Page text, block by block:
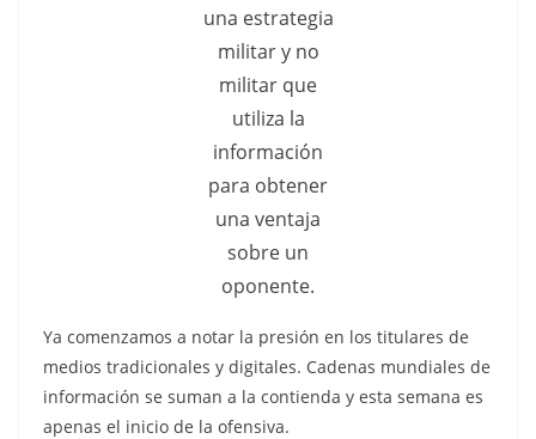
una estrategia
militar y no
militar que
utiliza la
información
para obtener
una ventaja
sobre un
oponente.
Ya comenzamos a notar la presión en los titulares de
medios tradicionales y digitales. Cadenas mundiales de
información se suman a la contienda y esta semana es
apenas el inicio de la ofensiva.